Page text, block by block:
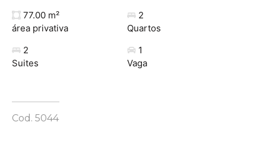
77.00 m²
área privativa
2
Quartos
2
Suites
1
Vaga
Cod. 5044